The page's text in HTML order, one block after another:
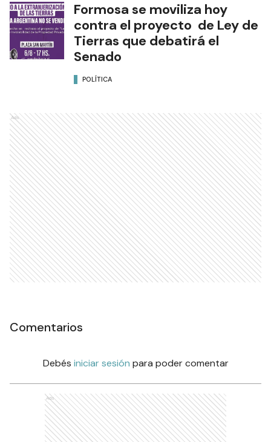
Formosa se moviliza hoy
contra el proyecto de Ley de
Tierras que debatirá el
Senado
POLÍTICA
Ads
Comentarios
Debés iniciar sesión para poder comentar
Ads